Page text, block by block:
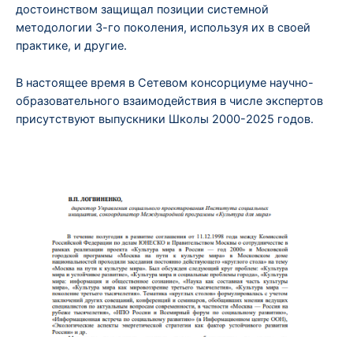
достоинством защищал позиции системной
методологии 3-го поколения, используя их в своей
практике, и другие.
В настоящее время в Сетевом консорциуме научно-
образовательного взаимодействия в числе экспертов
присутствуют выпускники Школы 2000-2025 годов.